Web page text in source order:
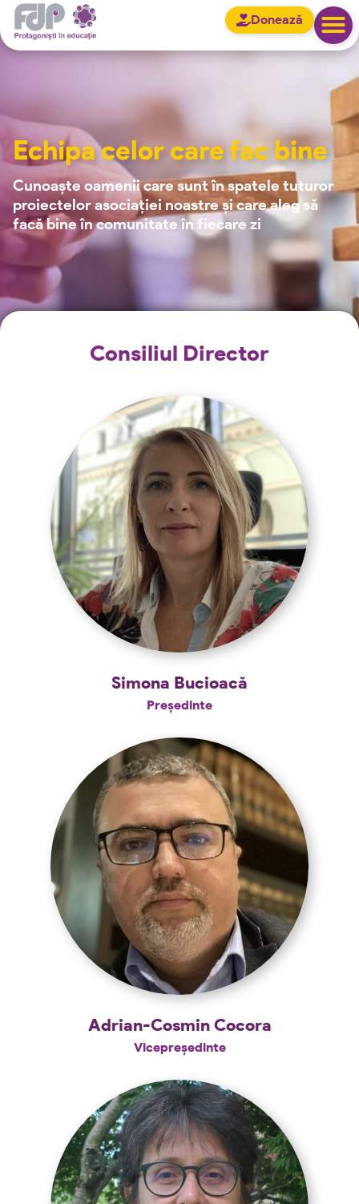
Donează
Echipa celor care fac bine
Cunoaște oamenii care sunt în spatele tuturor
proiectelor asociației noastre și care aleg să
facă bine în comunitate în fiecare zi
Consiliul Director
Simona Bucioacă
Președinte
Adrian-Cosmin Cocora
Vicepreședinte